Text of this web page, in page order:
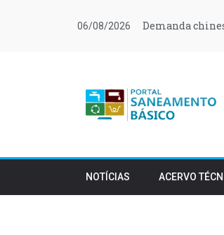
06/08/2026 Demanda
NOTÍCIAS ACERVO